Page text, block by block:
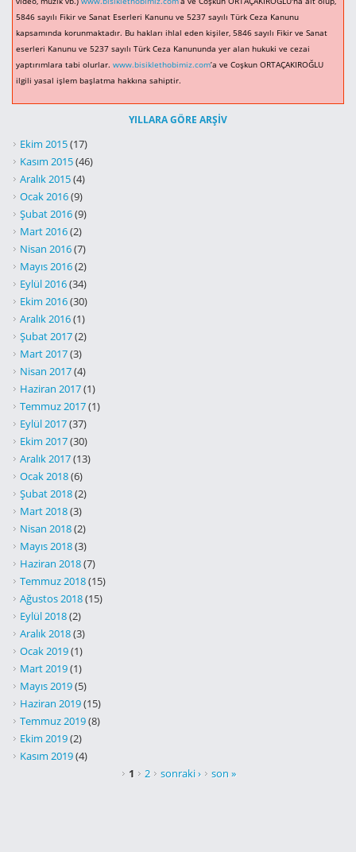
5846 sayılı Fikir ve Sanat Eserleri Kanunu ve 5237 sayılı Türk Ceza Kanunu
kapsamında korunmaktadır. Bu hakları ihlal eden kişiler, 5846 sayılı Fikir ve Sanat
eserleri Kanunu ve 5237 sayılı Türk Ceza Kanununda yer alan hukuki ve cezai
yaptırımlara tabi olurlar.www.bisiklethobimiz.com’a ve Coşkun ORTAÇAKIROĞLU
ilgili yasal işlem başlatma hakkına sahiptir.
YILLARA GÖRE ARŞIV
Ekim 2015(17)
Kasım 2015(46)
Aralık 2015(4)
Ocak 2016(9)
Şubat 2016(9)
Mart 2016(2)
Nisan 2016(7)
Mayıs 2016(2)
Eylül 2016(34)
Ekim 2016(30)
Aralık 2016(1)
Şubat 2017(2)
Mart 2017(3)
Nisan 2017(4)
Haziran 2017(1)
Temmuz 2017(1)
Eylül 2017(37)
Ekim 2017(30)
Aralık 2017(13)
Ocak 2018(6)
Şubat 2018(2)
Mart 2018(3)
Nisan 2018(2)
Mayıs 2018(3)
Haziran 2018(7)
Temmuz 2018(15)
Ağustos 2018(15)
Eylül 2018(2)
Aralık 2018(3)
Ocak 2019(1)
Mart 2019(1)
Mayıs 2019(5)
Haziran 2019(15)
Temmuz 2019(8)
Ekim 2019(2)
Kasım 2019(4)
1 2 sonraki › son »